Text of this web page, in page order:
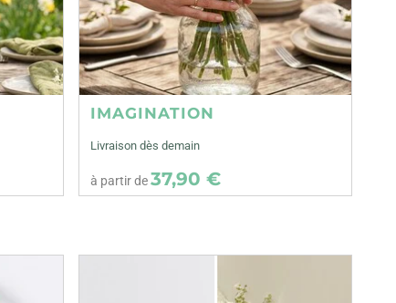
IMAGINATION
Livraison dès demain
à partir de37,90 €